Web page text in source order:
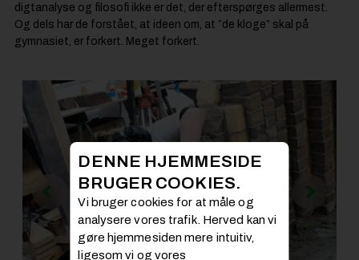
digtanalyse og filosofi ikke er det, der efterspørges allermest.
Og dels har de forstået, at ideen om, at ”de kloge” skal på
gymnasiet, er forkert. Meget forkert.
DENNE HJEMMESIDE
BRUGER COOKIES.
Vi bruger cookies for at måle og
analysere vores trafik. Herved kan vi
gøre hjemmesiden mere intuitiv,
ligesom vi og vores